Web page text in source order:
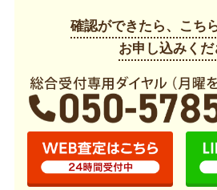
確認ができたら、こち
お申し込みくだ